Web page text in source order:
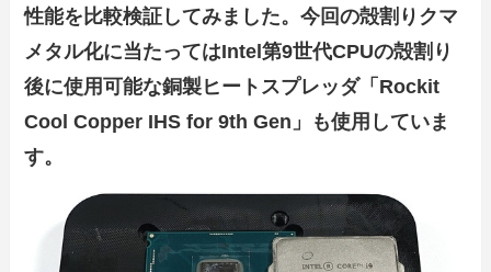
性能を比較検証してみました。今回の殻割りクマ
メタル化に当たってはIntel第9世代CPUの殻割り
後に使用可能な銅製ヒートスプレッダ「Rockit
Cool Copper IHS for 9th Gen」も使用していま
す。